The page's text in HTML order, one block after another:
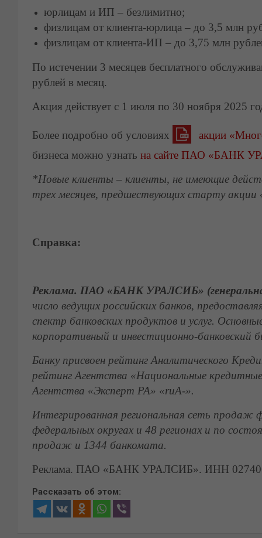
юрлицам и ИП – безлимитно;
физлицам от клиента-юрлица – до 3,5 млн
физлицам от клиента-ИП – до 3,75 млн
По истечении 3 месяцев бесплатного
рублей в месяц.
Акция действует с 1 июля по 30 ноября 2025
Более подробно об условиях
акции
бизнеса можно узнать на сайте ПАО «БАНК
*Новые клиенты – клиенты, не имеющие
трех месяцев, предшествующих старту
Справка:
Реклама. ПАО «БАНК УРАЛСИБ»
число ведущих российских банков,
спектр банковских продуктов и услуг.
корпоративный и инвестиционно-банковский
Банку присвоен рейтинг Аналитического
рейтинг Агентства «Национальные
Агентства «Эксперт РА» «ruА-».
Интегрированная региональная сеть продаж
федеральных округах и 48 регионах и по
продаж и 1344 банкомата.
Реклама. ПАО «БАНК УРАЛСИБ». ИНН
Рассказать об этом: